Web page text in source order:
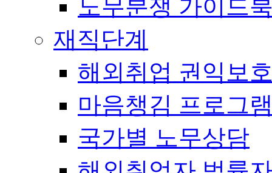
노무분쟁 가이드
재직단계
해외취업 권익보
마음챙김 프로그
국가별 노무상담